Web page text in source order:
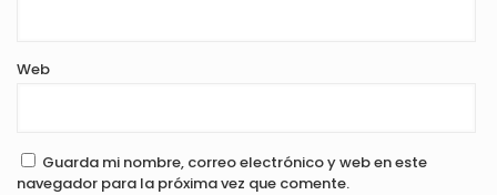
Web
Guarda mi nombre, correo electrónico y web en este
navegador para la próxima vez que comente.